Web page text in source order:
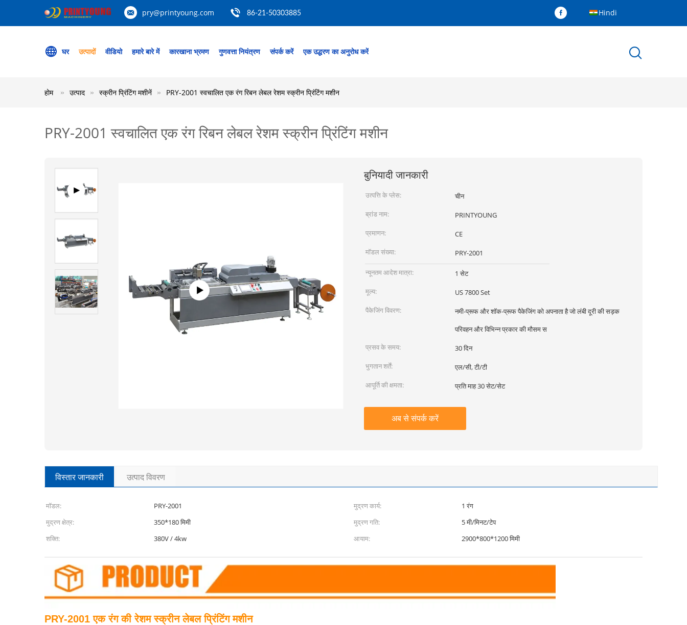
pry@printyoung.com 86-21-50303885 Hindi
घर उत्पादों वीडियो हमारे बारे में कारखाना भ्रमण गुणवत्ता नियंत्रण संपर्क करें एक उद्धरण का अनुरोध करें
होम उत्पाद स्क्रीन प्रिंटिंग मशीनें PRY-2001 स्वचालित एक रंग रिबन लेबल रेशम स्क्रीन प्रिंटिंग मशीन
PRY-2001 स्वचालित एक रंग रिबन लेबल रेशम स्क्रीन प्रिंटिंग मशीन
बुनियादी जानकारी
उत्पत्ति के प्लेस:
चीन
ब्रांड नाम:
PRINTYOUNG
प्रमाणन:
CE
मॉडल संख्या:
PRY-2001
न्यूनतम आदेश मात्रा:
1 सेट
मूल्य:
US 7800 Set
पैकेजिंग विवरण:
नमी-प्रूफ और शॉक-प्रूफ पैकेजिंग को अपनाता है जो लंबी दूरी की सड़क
परिवहन और विभिन्न प्रकार की मौसम स
प्रसव के समय:
30 दिन
भुगतान शर्तें:
एल/सी, टी/टी
आपूर्ति की क्षमता:
प्रति माह 30 सेट/सेट
अब से संपर्क करें
विस्तार जानकारी उत्पाद विवरण
मॉडल: PRY-2001 मुद्रण कार्य:
1 रंग
मुद्रण क्षेत्र:
350*180 मिमी मुद्रण गति:
5 मी/मिनट/टेप
शक्ति:
380V / 4kw आयाम: 2900*800*1200 मिमी
PRY-2001 एक रंग की रेशम स्क्रीन लेबल प्रिंटिंग मशीन